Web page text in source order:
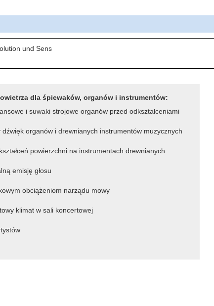
und Sens
dla śpiewaków, organów i instrumentów:
i suwaki strojowe organów przed odkształceniami
organów i drewnianych instrumentów muzycznych
powierzchni na instrumentach drewnianych
emisję głosu
obciążeniom narządu mowy
klimat w sali koncertowej